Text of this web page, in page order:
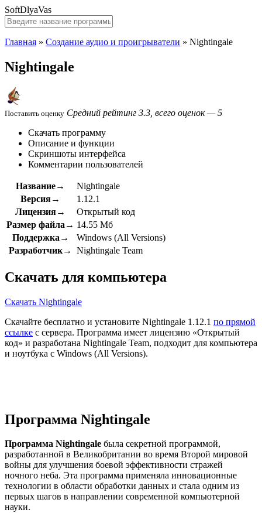
SoftDlyaVas
Главная » Создание аудио и проигрыватели » Nightingale
Nightingale
Поставить оценку Средний рейтинг 3.3, всего оценок — 5
Скачать программу
Описание и функции
Скриншоты интерфейса
Комментарии пользователей
Название→
Nightingale
Версия→
1.12.1
Лицензия→
Открытый код
Размер файла→ 14.55 Мб
Поддержка→
Windows (All Versions)
Разработчик→
Nightingale Team
Скачать для компьютера
Скачать Nightingale
Скачайте бесплатно и установите Nightingale 1.12.1 по прямой
ссылке с сервера. Программа имеет лицензию «Открытый
код» и разработана Nightingale Team, подходит для компьютера
и ноутбука с Windows (All Versions).
Программа Nightingale
Программа Nightingale была секретной программой,
разработанной в Великобритании во время Второй мировой
войны для улучшения боевой эффективности стражей
ночного неба. Эта программа применяла инновационные
технологии в области обработки данных и стала одним из
первых шагов в направлении современной компьютерной
науки.